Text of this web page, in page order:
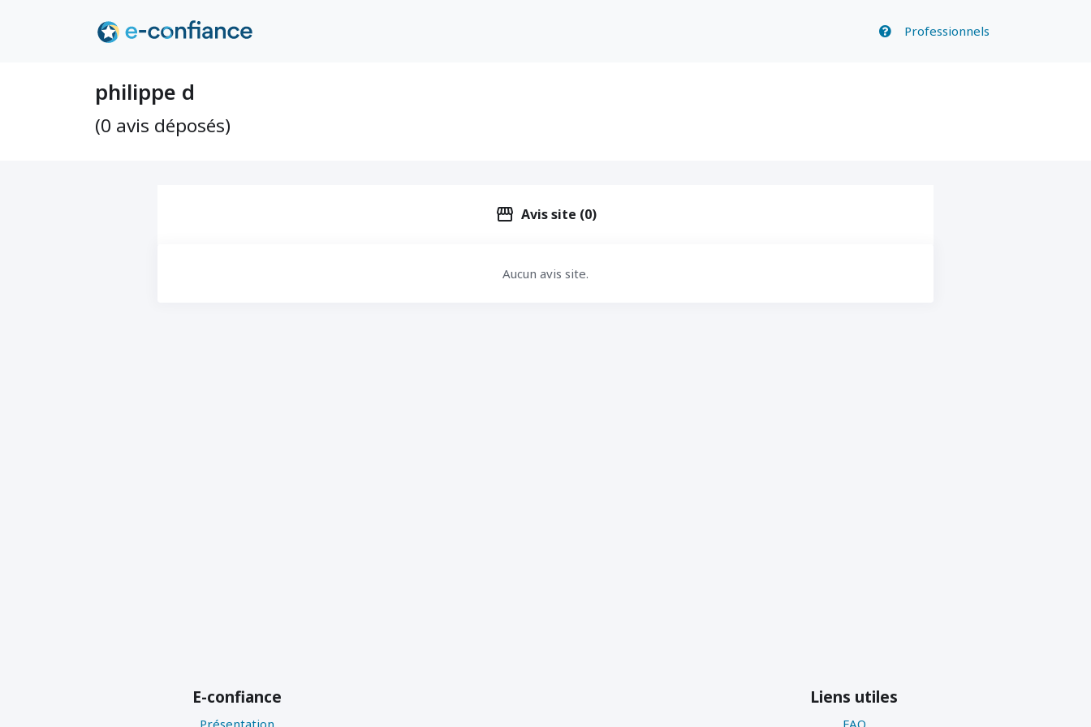
Professionnels
philippe d
(0 avis déposés)
storefront Avis site (0)
Aucun avis site.
E-confiance
Présentation
Liens utiles
FAQ